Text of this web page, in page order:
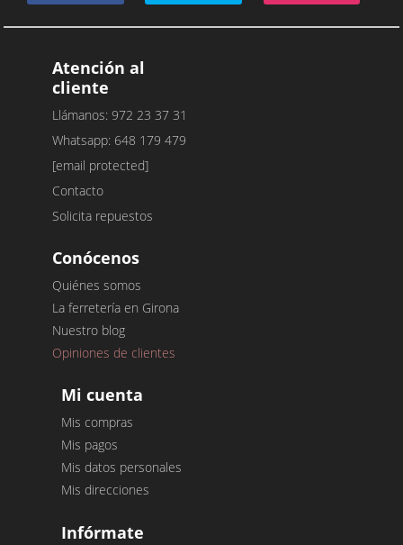
Atención al
cliente
Llámanos: 972 23 37 31
Whatsapp: 648 179 479
[email protected]
Contacto
Solicita repuestos
Conócenos
Quiénes somos
La ferretería en Girona
Nuestro blog
Opiniones de clientes
Mi cuenta
Mis compras
Mis pagos
Mis datos personales
Mis direcciones
Infórmate